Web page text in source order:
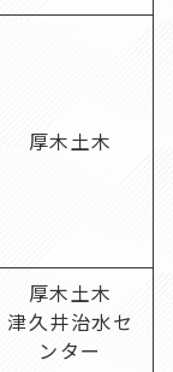
厚木土木
厚木土木
津久井治水セ
ンター